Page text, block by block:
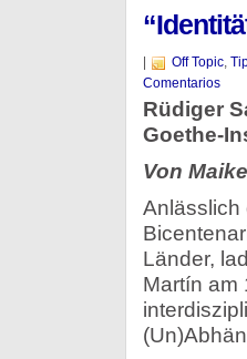
Off Topic,
Comentarios
Rüdiger
Goethe-
Von
Anlässlich
Länder,
Martín am